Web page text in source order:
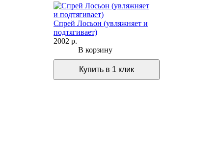
Спрей Лосьон (увляжняет и
подтягивает)
2002 р.
В корзину